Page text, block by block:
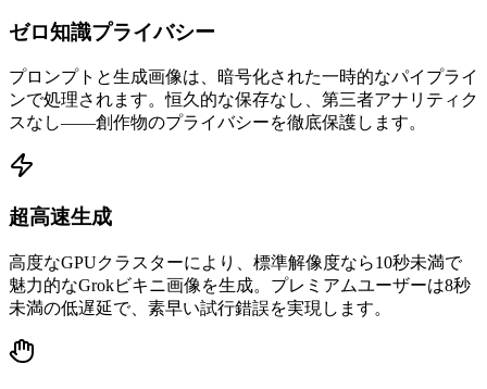
ゼロ知識プライバシー
プロンプトと生成画像は、暗号化された一時的なパイプライ
ンで処理されます。恒久的な保存なし、第三者アナリティク
スなし——創作物のプライバシーを徹底保護します。
超高速生成
高度なGPUクラスターにより、標準解像度なら10秒未満で
魅力的なGrokビキニ画像を生成。プレミアムユーザーは8秒
未満の低遅延で、素早い試行錯誤を実現します。